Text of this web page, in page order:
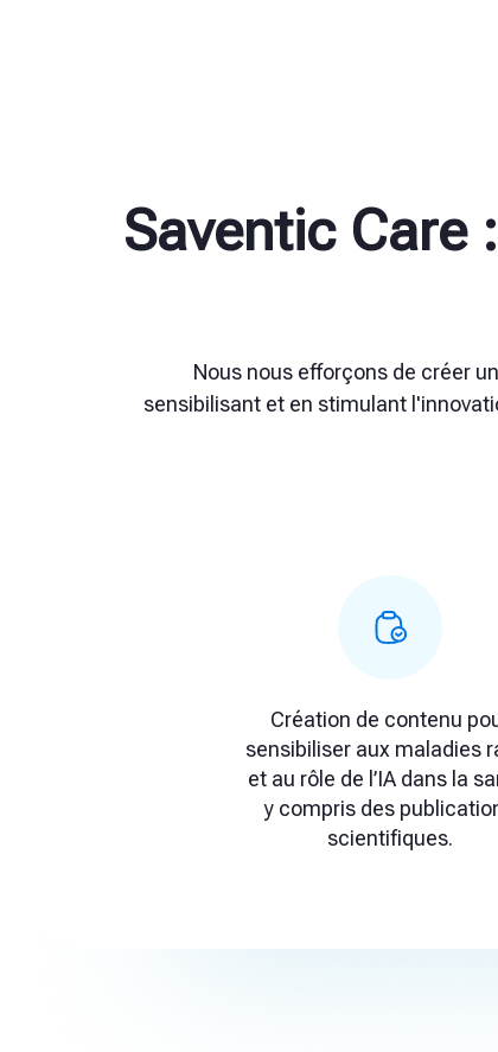
Saventic Care
Nous nous efforçons de créer
sensibilisant et en stimulant
Création de contenu
sensibiliser aux maladies
et au rôle de l’IA dans la
y compris des
scientifiques.